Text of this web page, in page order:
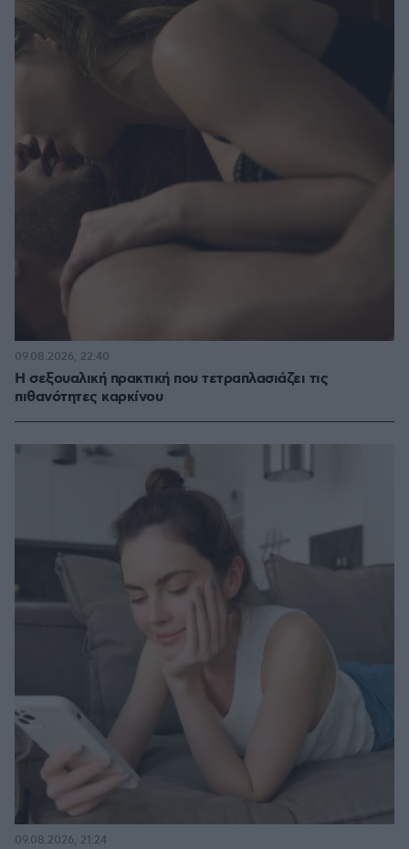
H σεξουαλική πρακτική που τετραπλασιάζει τις
πιθανότητες καρκίνου
09.08.2026, 22:40
09.08.2026, 21:24